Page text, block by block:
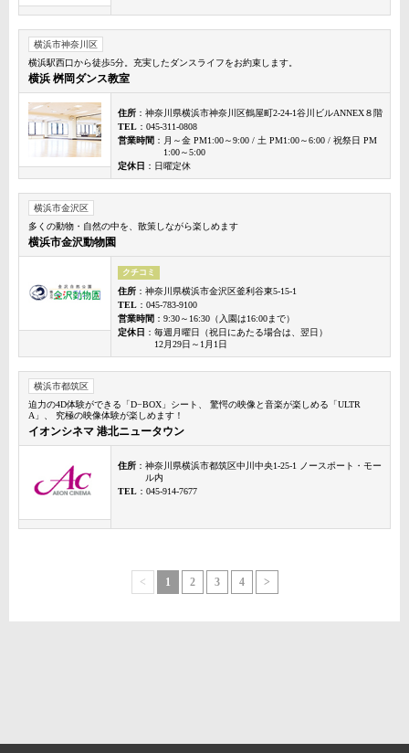
横浜市神奈川区
横浜駅西口から徒歩5分。充実したダンスライフをお約束します。
横浜 桝岡ダンス教室
住所 ：神奈川県横浜市神奈川区鶴屋町2-24-1谷川ビルANNEX８階
TEL ：045-311-0808
営業時間 ：月～金 PM1:00～9:00 / 土 PM1:00～6:00 / 祝祭日 PM
1:00～5:00
定休日 ：日曜定休
横浜市金沢区
多くの動物・自然の中を、散策しながら楽しめます
横浜市金沢動物園
クチコミ
住所 ：神奈川県横浜市金沢区釜利谷東5-15-1
TEL ：045-783-9100
営業時間 ：9:30～16:30（入園は16:00まで）
定休日 ：毎週月曜日（祝日にあたる場合は、翌日）
12月29日～1月1日
横浜市都筑区
迫力の4D体験ができる「D−BOX」シート、 驚愕の映像と音楽が楽しめる「ULTR
A」、 究極の映像体験が楽しめます！
イオンシネマ 港北ニュータウン
住所 ：神奈川県横浜市都筑区中川中央1-25-1 ノースポート・モー
ル内
TEL ：045-914-7677
< 1 2 3 4 >